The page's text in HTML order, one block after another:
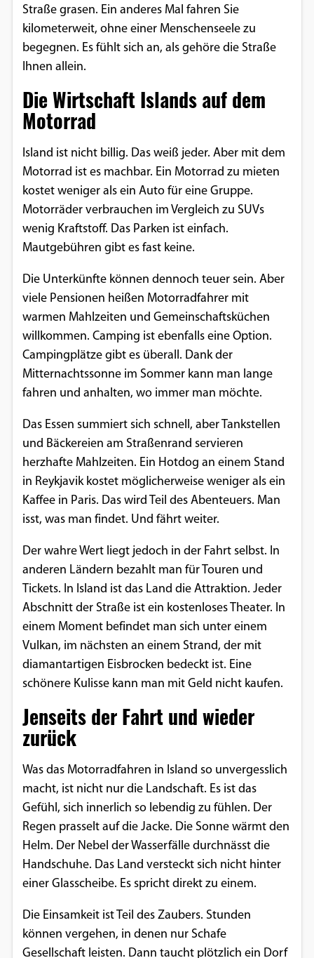
Straße grasen. Ein anderes Mal fahren Sie
kilometerweit, ohne einer Menschenseele zu
begegnen. Es fühlt sich an, als gehöre die Straße
Ihnen allein.
Die Wirtschaft Islands auf dem
Motorrad
Island ist nicht billig. Das weiß jeder. Aber mit dem
Motorrad ist es machbar. Ein Motorrad zu mieten
kostet weniger als ein Auto für eine Gruppe.
Motorräder verbrauchen im Vergleich zu SUVs
wenig Kraftstoff. Das Parken ist einfach.
Mautgebühren gibt es fast keine.
Die Unterkünfte können dennoch teuer sein. Aber
viele Pensionen heißen Motorradfahrer mit
warmen Mahlzeiten und Gemeinschaftsküchen
willkommen. Camping ist ebenfalls eine Option.
Campingplätze gibt es überall. Dank der
Mitternachtssonne im Sommer kann man lange
fahren und anhalten, wo immer man möchte.
Das Essen summiert sich schnell, aber Tankstellen
und Bäckereien am Straßenrand servieren
herzhafte Mahlzeiten. Ein Hotdog an einem Stand
in Reykjavik kostet möglicherweise weniger als ein
Kaffee in Paris. Das wird Teil des Abenteuers. Man
isst, was man findet. Und fährt weiter.
Der wahre Wert liegt jedoch in der Fahrt selbst. In
anderen Ländern bezahlt man für Touren und
Tickets. In Island ist das Land die Attraktion. Jeder
Abschnitt der Straße ist ein kostenloses Theater. In
einem Moment befindet man sich unter einem
Vulkan, im nächsten an einem Strand, der mit
diamantartigen Eisbrocken bedeckt ist. Eine
schönere Kulisse kann man mit Geld nicht kaufen.
Jenseits der Fahrt und wieder
zurück
Was das Motorradfahren in Island so unvergesslich
macht, ist nicht nur die Landschaft. Es ist das
Gefühl, sich innerlich so lebendig zu fühlen. Der
Regen prasselt auf die Jacke. Die Sonne wärmt den
Helm. Der Nebel der Wasserfälle durchnässt die
Handschuhe. Das Land versteckt sich nicht hinter
einer Glasscheibe. Es spricht direkt zu einem.
Die Einsamkeit ist Teil des Zaubers. Stunden
können vergehen, in denen nur Schafe
Gesellschaft leisten. Dann taucht plötzlich ein Dorf